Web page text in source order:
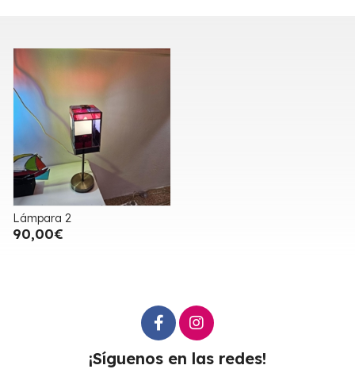
Lámpara 2
90,00€
¡Síguenos en las redes!